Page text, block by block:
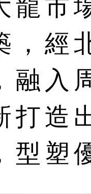
龍市
，經
融入
打造
型塑